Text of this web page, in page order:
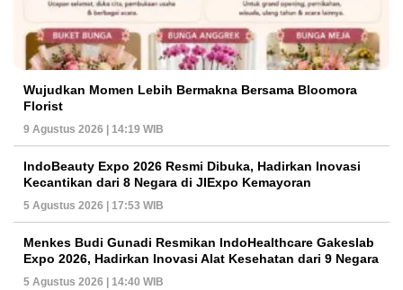
Wujudkan Momen Lebih Bermakna Bersama Bloomora
Florist
9 Agustus 2026 | 14:19 WIB
IndoBeauty Expo 2026 Resmi Dibuka, Hadirkan Inovasi
Kecantikan dari 8 Negara di JIExpo Kemayoran
5 Agustus 2026 | 17:53 WIB
Menkes Budi Gunadi Resmikan IndoHealthcare Gakeslab
Expo 2026, Hadirkan Inovasi Alat Kesehatan dari 9 Negara
5 Agustus 2026 | 14:40 WIB